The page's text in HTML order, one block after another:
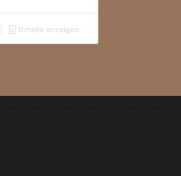
Details anzeigen